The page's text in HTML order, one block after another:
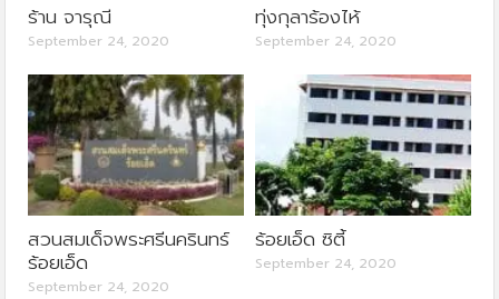
ร้าน จารุณี
September 24, 2020
ทุ่งกุลาร้องไห้
September 24, 2020
สวนสมเด็จพระศรีนครินทร์
ร้อยเอ็ด
September 24, 2020
ร้อยเอ็ด ซิตี้
September 24, 2020